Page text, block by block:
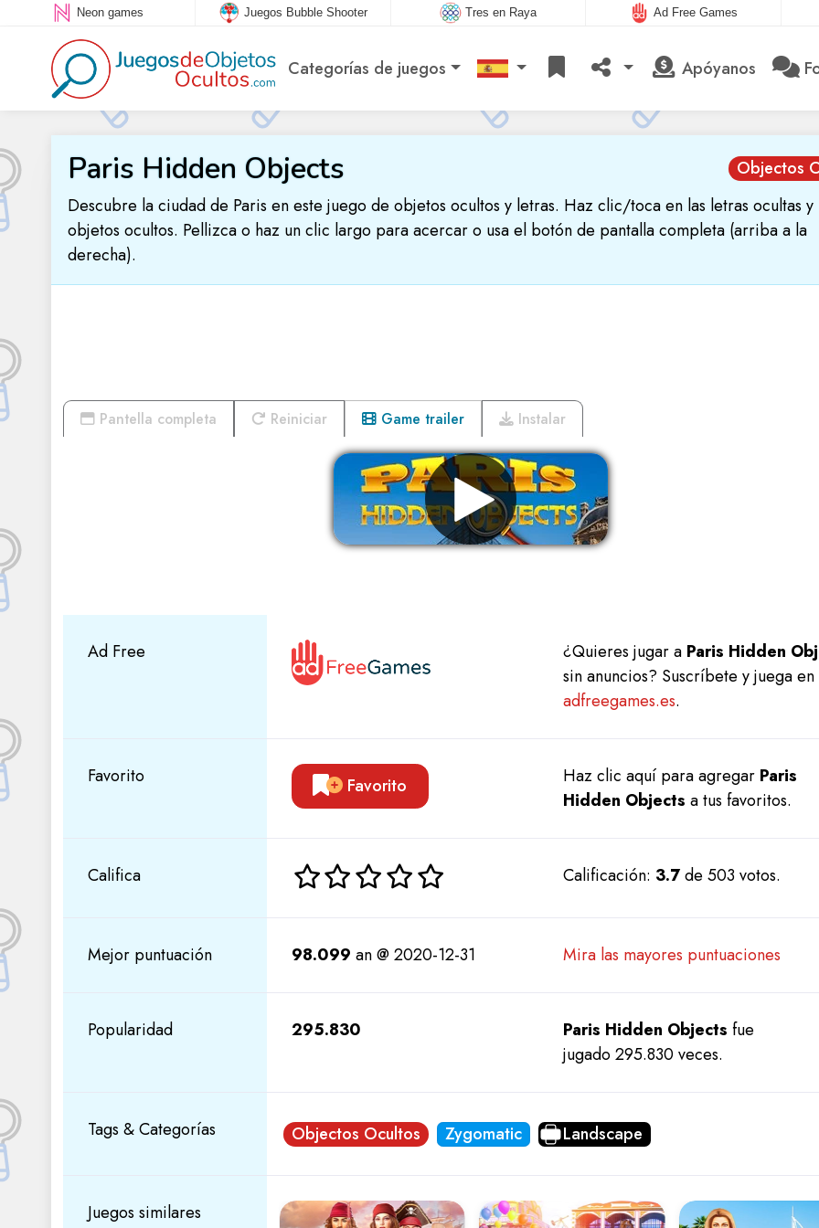
Neon games Juegos Bubble Shooter Tres en Raya Ad Free Games
Categorías de juegos Apóyanos
Objectos
Paris Hidden Objects
Descubre la ciudad de Paris en este juego de objetos ocultos y letras. Haz clic/toca en las letras ocultas y
objetos ocultos. Pellizca o haz un clic largo para acercar o usa el botón de pantalla completa (arriba a la
derecha).
Pantella completa Reiniciar Game trailer Instalar
Ad Free ¿Quieres jugar a Paris Hidden
sin anuncios? Suscríbete y juega en
adfreegames.es.
Favorito Favorito Haz clic aquí para agregar Paris
Hidden Objects a tus favoritos.
Califica Calificación: 3.7de 503 votos.
Mejor puntuación 98.099 an @ 2020-12-31 Mira las mayores puntuaciones
Popularidad 295.830 Paris Hidden Objects fue
jugado 295.830 veces.
Tags & Categorías Objectos Ocultos Zygomatic Landscape
Juegos similares